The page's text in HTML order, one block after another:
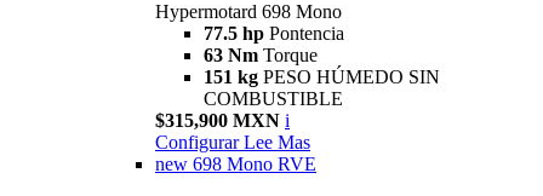
Hypermotard 698 Mono
77.5 hp Pontencia
63 Nm Torque
151 kg PESO HÚMEDO SIN
COMBUSTIBLE
$315,900 MXN i
Configurar Lee Mas
new 698 Mono RVE